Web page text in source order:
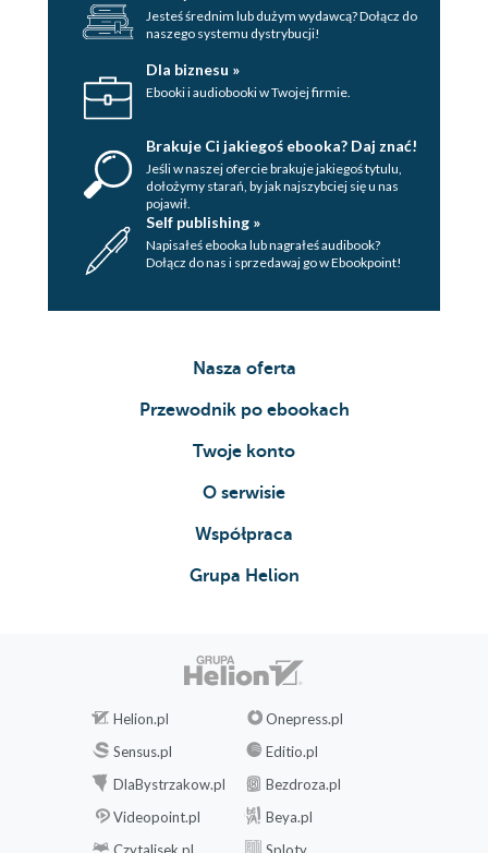
Jesteś średnim lub dużym wydawcą? Dołącz do
naszego systemu dystrybucji!
Dla biznesu »
Ebooki i audiobooki w Twojej firmie.
Brakuje Ci jakiegoś ebooka? Daj znać!
Jeśli w naszej ofercie brakuje jakiegoś tytulu,
dołożymy starań, by jak najszybciej się u nas
pojawił.
Self publishing »
Napisałeś ebooka lub nagrałeś audibook?
Dołącz do nas i sprzedawaj go w Ebookpoint!
Nasza oferta
Przewodnik po ebookach
Twoje konto
O serwisie
Współpraca
Grupa Helion
Helion.pl
Onepress.pl
Sensus.pl
Editio.pl
DlaBystrzakow.pl
Bezdroza.pl
Videopoint.pl
Beya.pl